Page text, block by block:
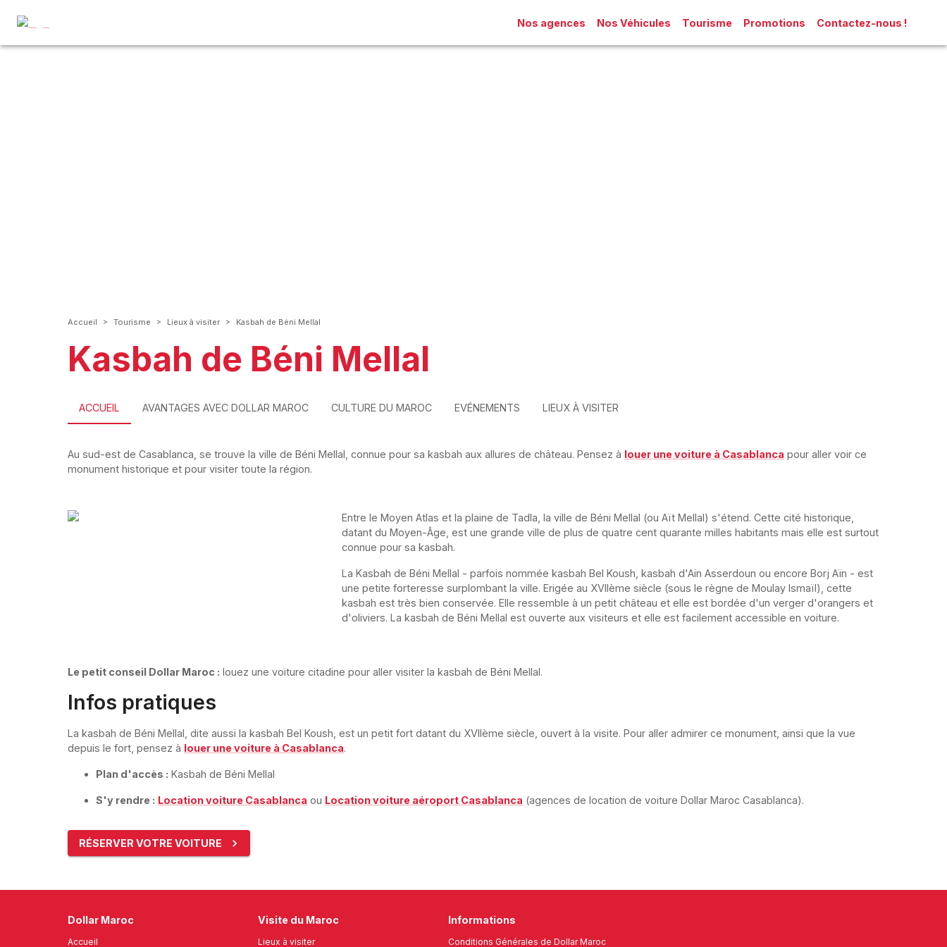
Nos agences Nos Véhicules Tourisme Promotions Contactez-nous !
Accueil > Tourisme > Lieux à visiter > Kasbah de Béni Mellal
Kasbah de Béni Mellal
ACCUEIL AVANTAGES AVEC DOLLAR MAROC CULTURE DU MAROC EVÉNEMENTS LIEUX À VISITER
Au sud-est de Casablanca, se trouve la ville de Béni Mellal, connue pour sa kasbah aux allures de château. Pensez à louer une voiture à Casablanca pour aller voir ce
monument historique et pour visiter toute la région.
Entre le Moyen Atlas et la plaine de Tadla, la ville de Béni Mellal (ou Aït Mellal) s'étend. Cette cité historique,
datant du Moyen-Âge, est une grande ville de plus de quatre cent quarante milles habitants mais elle est surtout
connue pour sa kasbah.
La Kasbah de Béni Mellal - parfois nommée kasbah Bel Koush, kasbah d'Ain Asserdoun ou encore Borj Aïn - est
une petite forteresse surplombant la ville. Erigée au XVIIème siècle (sous le règne de Moulay Ismaïl), cette
kasbah est très bien conservée. Elle ressemble à un petit château et elle est bordée d'un verger d'orangers et
d'oliviers. La kasbah de Béni Mellal est ouverte aux visiteurs et elle est facilement accessible en voiture.
Le petit conseil Dollar Maroc : louez une voiture citadine pour aller visiter la kasbah de Béni Mellal.
Infos pratiques
La kasbah de Béni Mellal, dite aussi la kasbah Bel Koush, est un petit fort datant du XVIIème siècle, ouvert à la visite. Pour aller admirer ce monument, ainsi que la vue
depuis le fort, pensez à louer une voiture à Casablanca.
Plan d'accès : Kasbah de Béni Mellal
S'y rendre : Location voiture Casablanca ou Location voiture aéroport Casablanca (agences de location de voiture Dollar Maroc Casablanca).
RÉSERVER VOTRE VOITURE
Dollar Maroc
Accueil
Visite du Maroc
Lieux à visiter
Informations
Conditions Générales de Dollar Maroc